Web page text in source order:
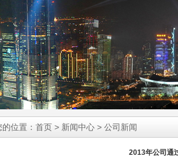
的位置： 首页 > 新闻中心 > 公司新闻
2013年公司通